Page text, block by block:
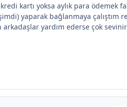
kartı yoksa aylık para ödemek
yaparak bağlanmaya çalıştım
yardım ederse çok